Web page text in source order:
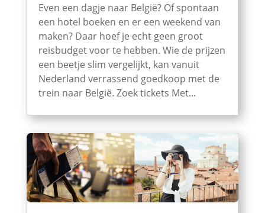
Even een dagje naar België? Of spontaan
een hotel boeken en er een weekend van
maken? Daar hoef je echt geen groot
reisbudget voor te hebben. Wie de prijzen
een beetje slim vergelijkt, kan vanuit
Nederland verrassend goedkoop met de
trein naar België. Zoek tickets Met...